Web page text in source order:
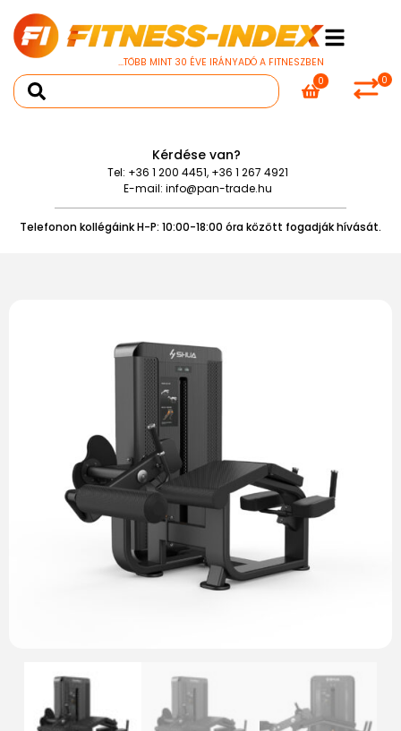
...TÖBB MINT 30 ÉVE IRÁNYADÓ A FITNESZBEN
0
0
Kérdése van?
Tel: +36 1 200 4451, +36 1 267 4921
E-mail: info@pan-trade.hu
Telefonon kollégáink H-P: 10:00-18:00 óra között fogadják hívását.